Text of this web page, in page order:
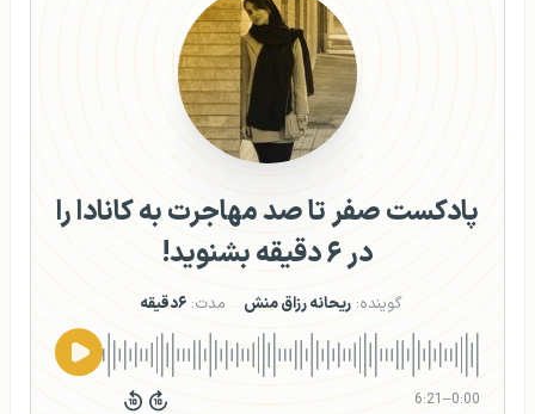
پادکست صفر تا صد مهاجرت به کانادا را
در ۶ دقیقه بشنوید!
گوینده:ریحانه رزاق منش مدت:۶دقیقه
0:00
–
6:21